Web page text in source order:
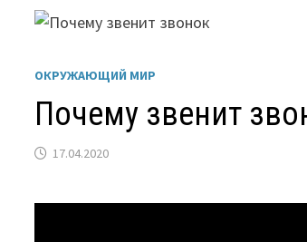
ОКРУЖАЮЩИЙ МИР
Почему звенит
17.04.2020